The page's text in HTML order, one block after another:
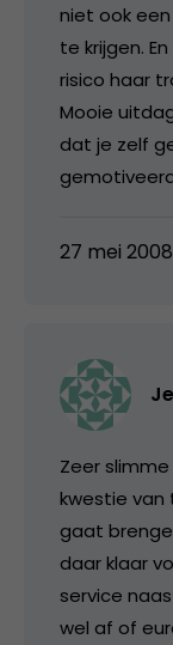
niet ook
te krijgen.
risico haar
Mooie
dat je zelf
27 mei
Zeer
kwestie van
gaat
daar klaar
service
wel af of